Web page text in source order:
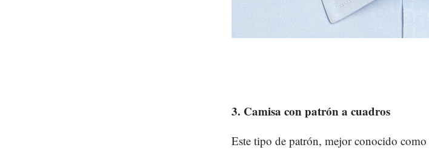
3. Camisa con patrón a cuadros
Este tipo de patrón, mejor conocido como